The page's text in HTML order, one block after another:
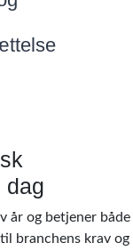
dag
år og betjener både
branchens krav og